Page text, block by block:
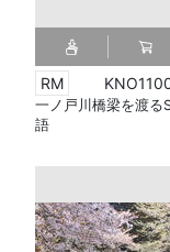
一ノ戸川橋梁を渡る
語